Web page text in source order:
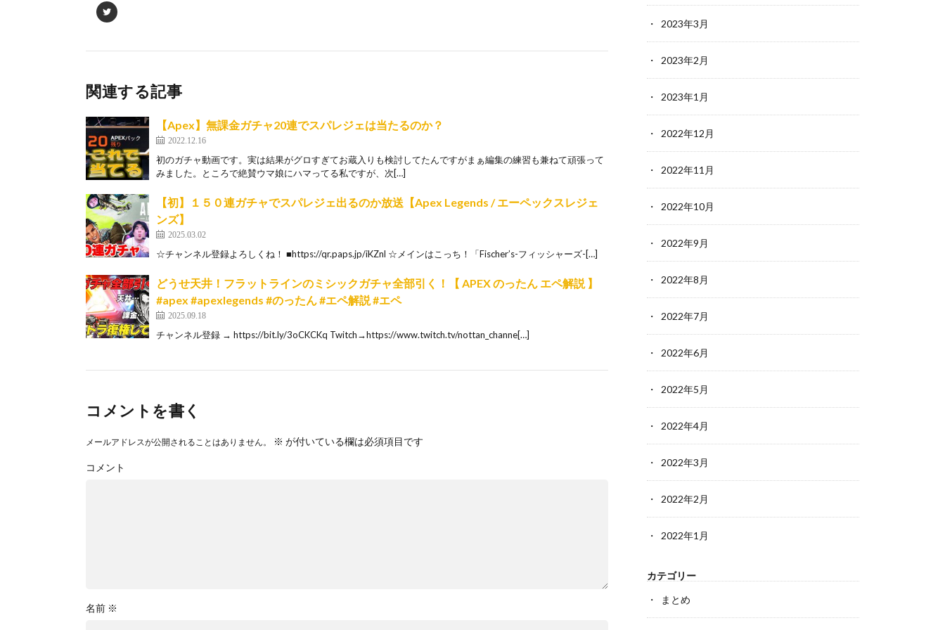
関連する記事
【Apex】無課金ガチャ20連でスパレジェは当たるのか？
2022.12.16
初のガチャ動画です。実は結果がグロすぎてお蔵入りも検討してたんですがまぁ編集の練習も兼ねて頑張って
みました。ところで絶賛ウマ娘にハマってる私ですが、次[…]
【初】１５０連ガチャでスパレジェ出るのか放送【Apex Legends / エーペックスレジェ
ンズ】
2025.03.02
☆チャンネル登録よろしくね！ ■https://qr.paps.jp/iKZnl ☆メインはこっち！「Fischer’s-フィッシャーズ-[…]
どうせ天井！フラットラインのミシックガチャ全部引く！【 APEX のったん エペ解説 】
#apex #apexlegends #のったん #エペ解説 #エペ
2025.09.18
チャンネル登録 → https://bit.ly/3oCKCKq Twitch→https://www.twitch.tv/nottan_channe[…]
コメントを書く
メールアドレスが公開されることはありません。 ※ が付いている欄は必須項目です
コメント
名前 ※
2023年3月
2023年2月
2023年1月
2022年12月
2022年11月
2022年10月
2022年9月
2022年8月
2022年7月
2022年6月
2022年5月
2022年4月
2022年3月
2022年2月
2022年1月
カテゴリー
まとめ